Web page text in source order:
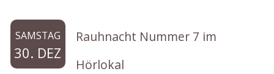
SAMSTAG
30. DEZ
Rauhnacht Nummer 7 im
Hörlokal